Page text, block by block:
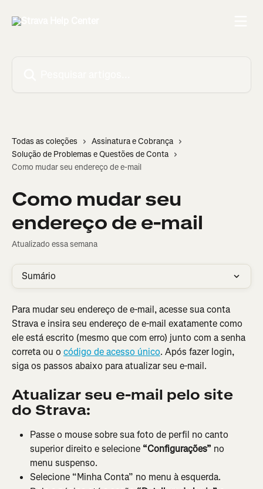
Todas as coleções
Assinatura e Cobrança
Solução de Problemas e Questões de Conta
Como mudar seu endereço de e-mail
Como mudar seu
endereço de e-mail
Atualizado essa semana
Sumário
Para mudar seu endereço de e-mail, acesse sua conta
Strava e insira seu endereço de e-mail exatamente como
ele está escrito (mesmo que com erro) junto com a senha
correta ou o código de acesso único. Após fazer login,
siga os passos abaixo para atualizar seu e-mail.
Atualizar seu e-mail pelo site
do Strava:
Passe o mouse sobre sua foto de perfil no canto
superior direito e selecione “Configurações” no
menu suspenso.
Selecione “Minha Conta” no menu à esquerda.